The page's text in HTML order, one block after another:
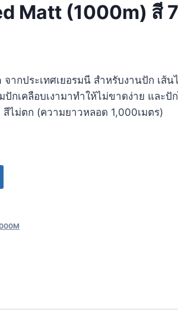
Matt (1000m) สี
ากประเทศเยอรมนี สำหรับงานปัก เส้
กเคลือบเงามาทำให้ไม่ขาดง่าย และปัก
ไม่ตก (ความยาวหลอด 1,000เมตร)